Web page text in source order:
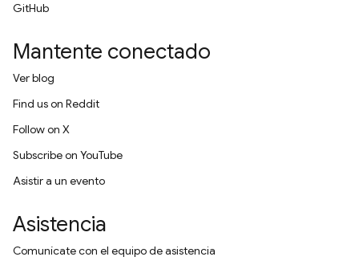
GitHub
Mantente conectado
Ver blog
Find us on Reddit
Follow on X
Subscribe on YouTube
Asistir a un evento
Asistencia
Comunícate con el equipo de asistencia